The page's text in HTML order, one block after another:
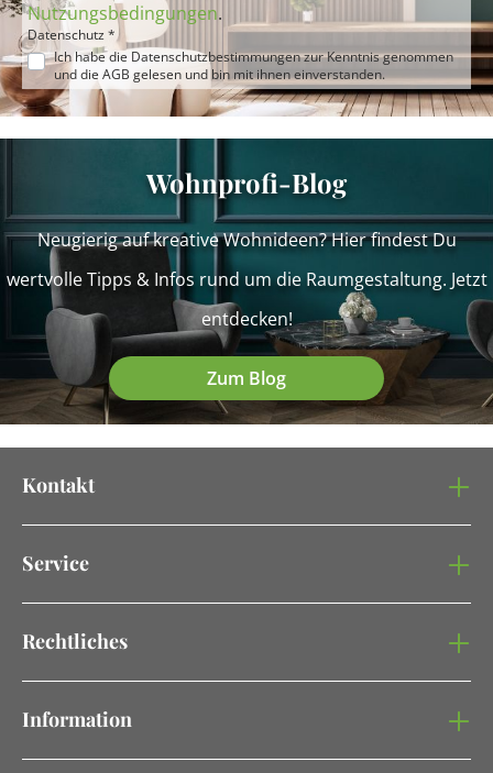
Nutzungsbedingungen.
Datenschutz *
Ich habe die Datenschutzbestimmungenzur Kenntnis genommen
und die AGB gelesen und bin mit ihnen einverstanden.
Wohnprofi-Blog
Neugierig auf kreative Wohnideen? Hier findest Du
wertvolle Tipps & Infos rund um die Raumgestaltung. Jetzt
entdecken!
Zum Blog
Kontakt
Service
Rechtliches
Information